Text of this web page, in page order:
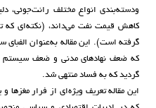
ودسته‌بندی انواع مختلف رانت‌جوئی،
کاهش قیمت نفت می‌داند، (نکته‌ای که
گرفته است). این مقاله به‌عنوان
که ضعف نهادهای مدنی و ضعف سیستم
گردید که به فساد منتهی شد.
این مقاله تعریف ویژه‌ای از فرار مغزها